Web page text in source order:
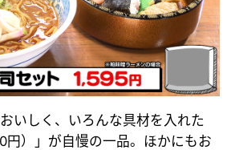
いしく、いろんな具材を入れた
円）」が自慢の一品。ほかにもお